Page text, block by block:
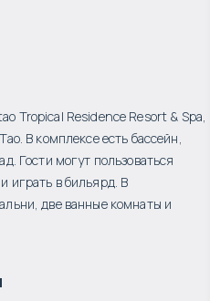
Tropical Residence Resort & Spa,
В комплексе есть бассейн,
Гости могут пользоваться
играть в бильярд. В
две ванные комнаты и